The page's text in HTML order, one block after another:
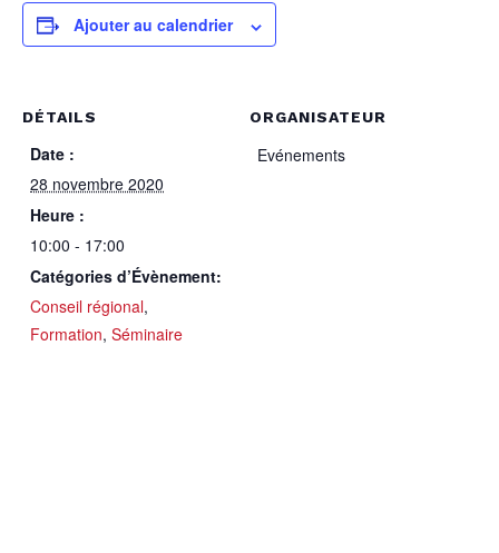
Ajouter au calendrier
DÉTAILS
Date :
28 novembre 2020
Heure :
10:00 - 17:00
Catégories d’Évènement:
Conseil régional,
Formation, Séminaire
ORGANISATEUR
Evénements